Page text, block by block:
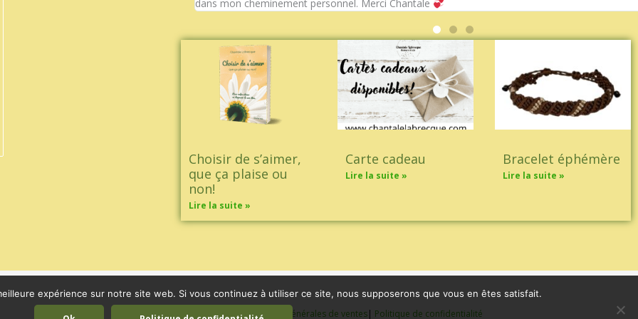
dans mon cheminement personnel. Merci Chantale
Choisir de s’aimer,
que ça plaise ou
non!
Lire la suite »
Carte cadeau
Lire la suite »
Bracelet éphémère
Lire la suite »
Mentions légales |Conditions générales de ventes| Politique de confidentialité
expérience sur notre site web. Si vous continuez à utiliser ce site, nous supposerons que vous en êtes satisfait.